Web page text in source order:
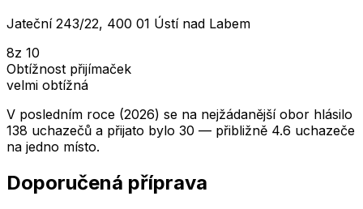
Jateční 243/22, 400 01 Ústí nad Labem
8z 10
Obtížnost přijímaček
velmi obtížná
V posledním roce (2026) se na nejžádanější obor hlásilo
138 uchazečů a přijato bylo 30 — přibližně 4.6 uchazeče
na jedno místo.
Doporučená příprava